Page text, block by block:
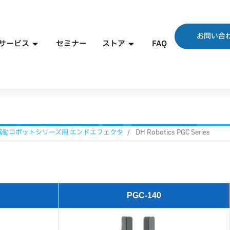
ービス セミナー ストア FAQ
お問い合
ロボットシリーズ用 エンドエフェクタ DH Robotics PGC Series
PGC-140